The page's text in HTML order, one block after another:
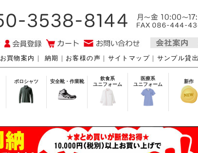
お買物案内 ｜ 納期 ｜ お客様の声 ｜ サイトマップ ｜ サンプル貸出
ポロシャツ 安全靴・作業靴
飲食系
ユニフォーム
医療系
ユニフォーム
新作